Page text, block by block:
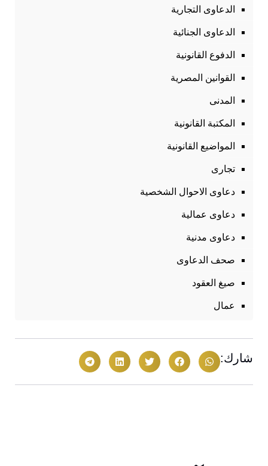
الدعاوى التجارية
الدعاوى الجنائية
الدفوع القانونية
القوانين المصرية
المدنى
المكتبة القانونية
المواضيع القانونية
تجارى
دعاوى الاحوال الشخصية
دعاوى عمالية
دعاوى مدنية
صحف الدعاوى
صيغ العقود
عمال
شارك: